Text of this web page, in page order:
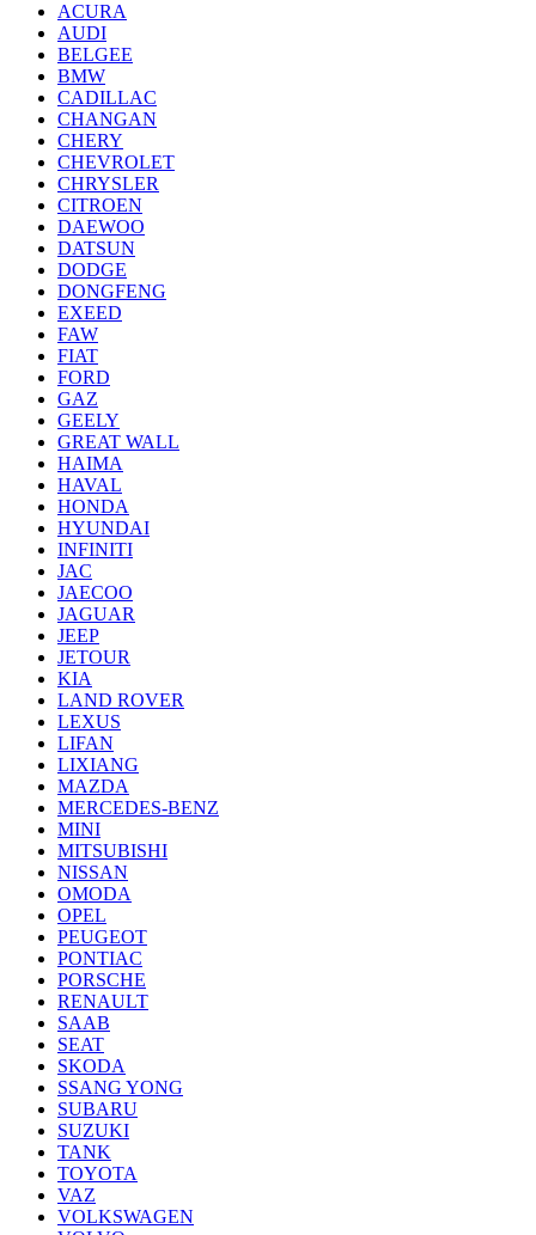
ACURA
AUDI
BELGEE
BMW
CADILLAC
CHANGAN
CHERY
CHEVROLET
CHRYSLER
CITROEN
DAEWOO
DATSUN
DODGE
DONGFENG
EXEED
FAW
FIAT
FORD
GAZ
GEELY
GREAT WALL
HAIMA
HAVAL
HONDA
HYUNDAI
INFINITI
JAC
JAECOO
JAGUAR
JEEP
JETOUR
KIA
LAND ROVER
LEXUS
LIFAN
LIXIANG
MAZDA
MERCEDES-BENZ
MINI
MITSUBISHI
NISSAN
OMODA
OPEL
PEUGEOT
PONTIAC
PORSCHE
RENAULT
SAAB
SEAT
SKODA
SSANG YONG
SUBARU
SUZUKI
TANK
TOYOTA
VAZ
VOLKSWAGEN